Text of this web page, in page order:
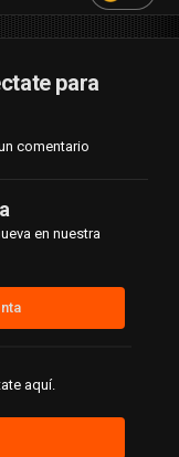
para
comentario
en nuestra
aquí.